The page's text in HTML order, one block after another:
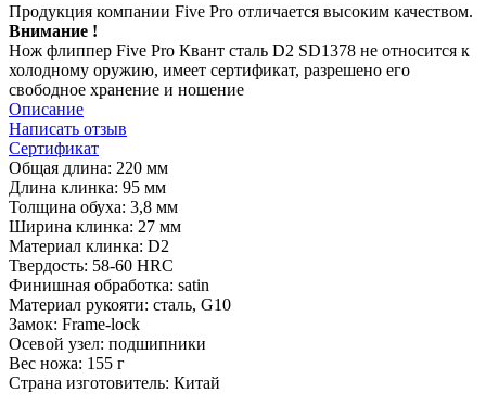
Продукция компании Five Pro отличается высоким качеством.
Внимание !
Нож флиппер Five Pro Квант сталь D2 SD1378 не относится к
холодному оружию, имеет сертификат, разрешено его
свободное хранение и ношение
Описание
Написать отзыв
Сертификат
Общая длина: 220 мм
Длина клинка: 95 мм
Толщина обуха: 3,8 мм
Ширина клинка: 27 мм
Материал клинка: D2
Твердость: 58-60 HRC
Финишная обработка: satin
Материал рукояти: сталь, G10
Замок: Frame-lock
Осевой узел: подшипники
Вес ножа: 155 г
Страна изготовитель: Китай